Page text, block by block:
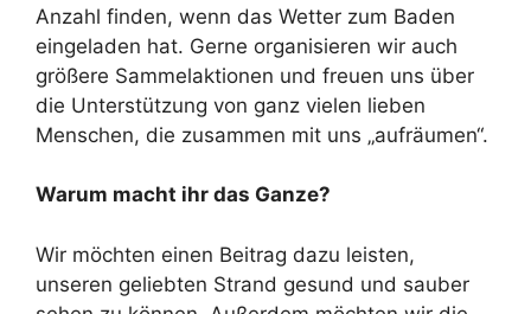
Anzahl finden, wenn das Wetter zum Baden
eingeladen hat. Gerne organisieren wir auch
größere Sammelaktionen und freuen uns über
die Unterstützung von ganz vielen lieben
Menschen, die zusammen mit uns „aufräumen“.
Warum macht ihr das Ganze?
Wir möchten einen Beitrag dazu leisten,
unseren geliebten Strand gesund und sauber